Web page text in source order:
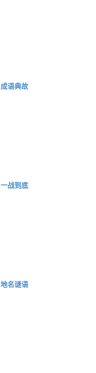
成语典故
一战到底
地名谜语